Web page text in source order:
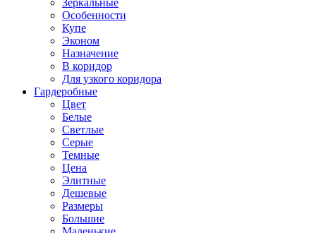
Зеркальные
Особенности
Купе
Эконом
Назначение
В коридор
Для узкого коридора
Гардеробные
Цвет
Белые
Светлые
Серые
Темные
Цена
Элитные
Дешевые
Размеры
Большие